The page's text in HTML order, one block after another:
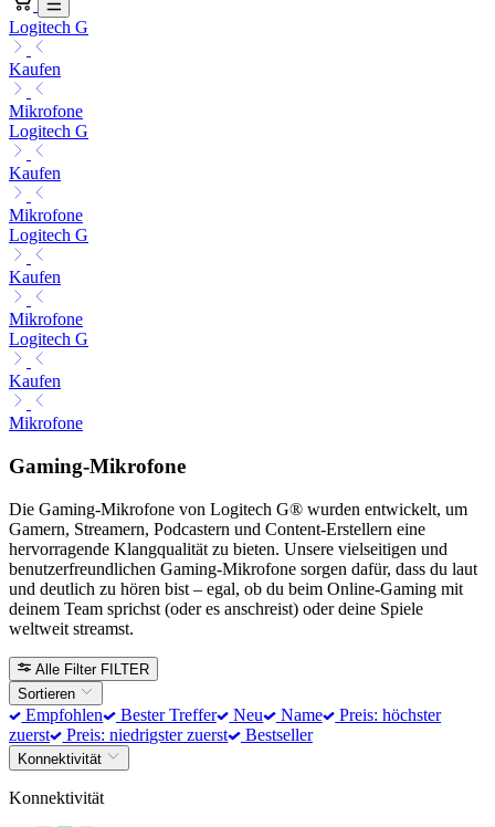
Logitech G
Kaufen
Mikrofone
Logitech G
Kaufen
Mikrofone
Logitech G
Kaufen
Mikrofone
Logitech G
Kaufen
Mikrofone
Gaming-Mikrofone
Die Gaming-Mikrofone von Logitech G® wurden entwickelt, um
Gamern, Streamern, Podcastern und Content-Erstellern eine
hervorragende Klangqualität zu bieten. Unsere vielseitigen und
benutzerfreundlichen Gaming-Mikrofone sorgen dafür, dass du laut
und deutlich zu hören bist – egal, ob du beim Online-Gaming mit
deinem Team sprichst (oder es anschreist) oder deine Spiele
weltweit streamst.
Alle Filter FILTER
Sortieren
Empfohlen Bester Treffer Neu Name
Preis: höchster
zuerst
Preis: niedrigster zuerst Bestseller
Konnektivität
Konnektivität